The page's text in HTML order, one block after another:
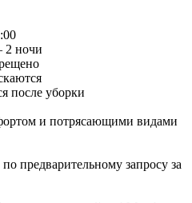
ночи
после уборки
и потрясающими видами
предварительному запросу за